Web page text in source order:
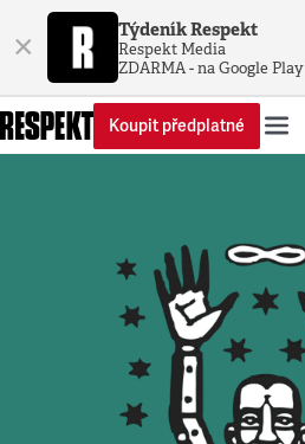
× Týdeník Respekt
Respekt Media
ZDARMA - na Google Play
Koupit předplatné